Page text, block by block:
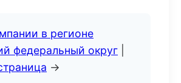
в регионе
федеральный округ
→